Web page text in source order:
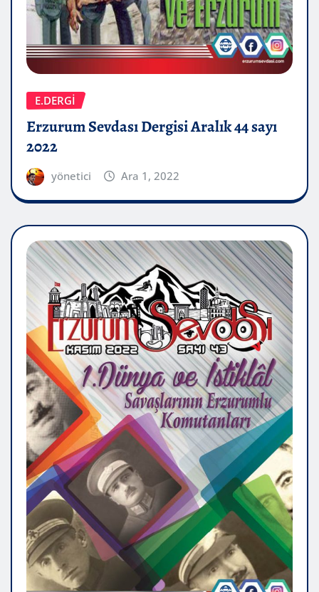
E.DERGİ
Erzurum Sevdası Dergisi Aralık 44 sayı
2022
yönetici Ara 1, 2022